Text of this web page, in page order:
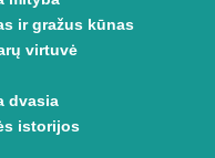
ir gražus kūnas
virtuvė
dvasia
istorijos